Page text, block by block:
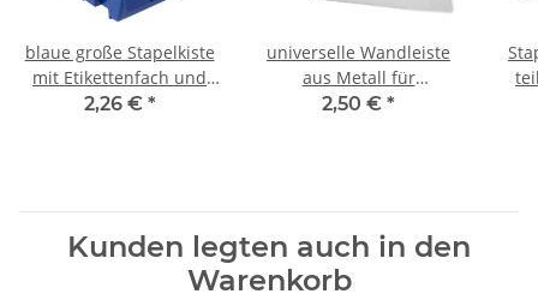
blaue große Stapelkiste
mit Etikettenfach und
Wandhalter 3,8 Liter
2,26 € *
universelle Wandleiste
aus Metall für
Lagerboxen und
2,50 € *
Kunden legten auch in den
Warenkorb